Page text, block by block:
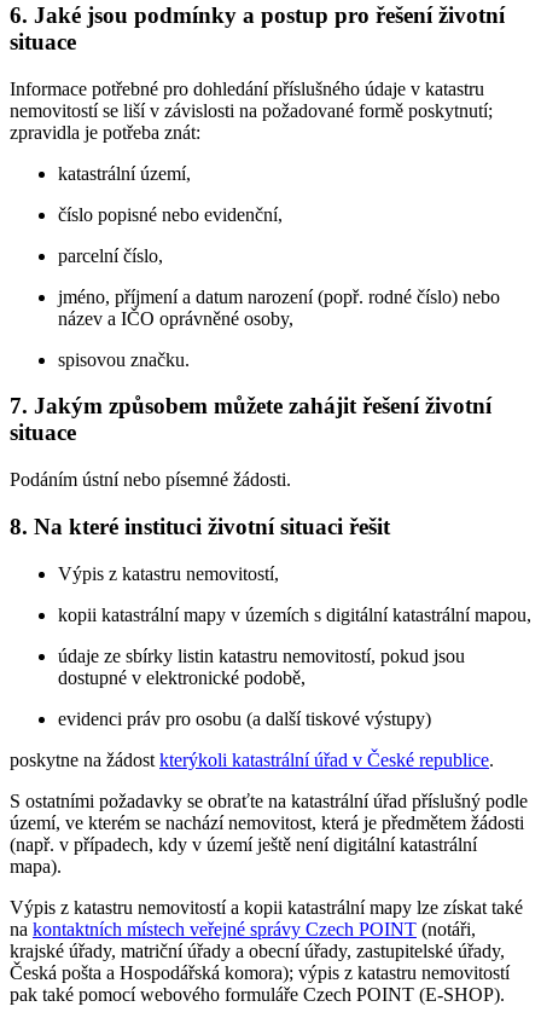
6. Jaké jsou podmínky a postup pro řešení životní
situace
Informace potřebné pro dohledání příslušného údaje v katastru
nemovitostí se liší v závislosti na požadované formě poskytnutí;
zpravidla je potřeba znát:
katastrální území,
číslo popisné nebo evidenční,
parcelní číslo,
jméno, příjmení a datum narození (popř. rodné číslo) nebo
název a IČO oprávněné osoby,
spisovou značku.
7. Jakým způsobem můžete zahájit řešení životní
situace
Podáním ústní nebo písemné žádosti.
8. Na které instituci životní situaci řešit
Výpis z katastru nemovitostí,
kopii katastrální mapy v územích s digitální katastrální mapou,
údaje ze sbírky listin katastru nemovitostí, pokud jsou
dostupné v elektronické podobě,
evidenci práv pro osobu (a další tiskové výstupy)
poskytne na žádost kterýkoli katastrální úřad v České republice.
S ostatními požadavky se obraťte na katastrální úřad příslušný podle
území, ve kterém se nachází nemovitost, která je předmětem žádosti
(např. v případech, kdy v území ještě není digitální katastrální
mapa).
Výpis z katastru nemovitostí a kopii katastrální mapy lze získat také
na kontaktních místech veřejné správy Czech POINT (notáři,
krajské úřady, matriční úřady a obecní úřady, zastupitelské úřady,
Česká pošta a Hospodářská komora); výpis z katastru nemovitostí
pak také pomocí webového formuláře Czech POINT (E-SHOP).